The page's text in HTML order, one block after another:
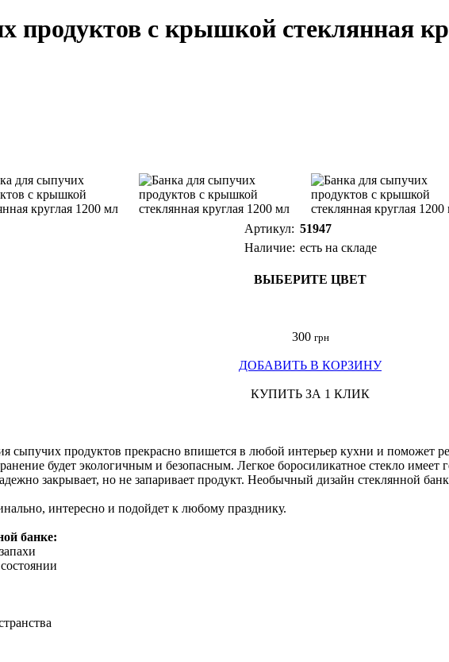
продуктов с крышкой стеклянная
Артикул: 51947
Наличие: есть на складе
ВЫБЕРИТЕ ЦВЕТ
300 грн
ДОБАВИТЬ В КОРЗИНУ
КУПИТЬ ЗА 1 КЛИК
сыпучих продуктов прекрасно впишется в любой интерьер кухни и поможет
будет экологичным и безопасным. Легкое боросиликатное стекло имеет
закрывает, но не запаривает продукт. Необычный дизайн стеклянной
интересно и подойдет к любому празднику.
банке: